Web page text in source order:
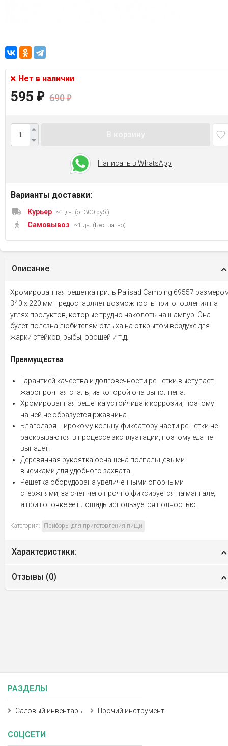
Нет в наличии
595 ₽ 690₽
Написать в WhatsApp
Варианты доставки:
Курьер ~1 дн. (от 300 руб.)
Самовывоз ~1 дн. (Бесплатно)
Описание
Хромированная решетка гриль Palisad Camping 69557
340 х 220 мм предоставляет возможность приготовления на
углях продуктов, которые трудно наколоть на шампур. Она
будет полезна любителям отдыха на открытом воздухе для
жарки стейков, рыбы, овощей и т.д.
Преимущества
Гарантией качества и долговечности решетки выступает
жаропрочная сталь, из которой она выполнена.
Хромированная решетка устойчива к коррозии, поэтому
на ней не образуется ржавчина.
Благодаря широкому кольцу-фиксатору части решетки не
раскрываются в процессе эксплуатации, поэтому еда не
выпадет.
Деревянная рукоятка оснащена подпальцевыми
выемками для удобного захвата.
Решетка оборудована увеличенными опорными
стержнями, за счет чего прочно фиксируется на мангале,
а при готовке ее площадь используется полностью.
Категория: Приборы для приготовления пищи
Характеристики:
Отзывы (0)
РАЗДЕЛЫ
Садовый инвентарь Прочий инструмент
СОЦСЕТИ